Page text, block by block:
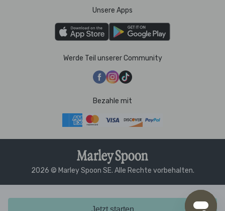
Jetzt starten
Unsere Apps
Werde Teil unserer Community
Bezahle mit
2026 © Marley Spoon SE. Alle Rechte vorbehalten.